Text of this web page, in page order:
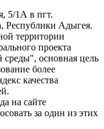
5/1А в пгт.
Республики Адыгея.
территории
проекта
основная цель
более
качества
на сайте
за один из этих